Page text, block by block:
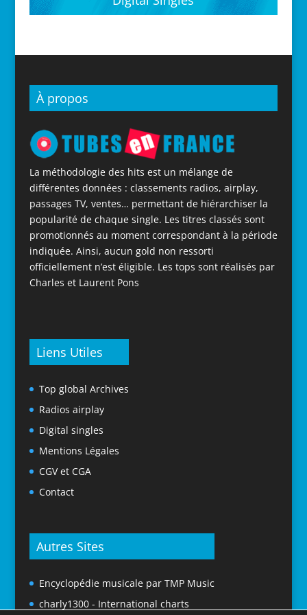
À propos
La méthodologie des hits est un mélange de
différentes données : classements radios, airplay,
passages TV, ventes… permettant de hiérarchiser la
popularité de chaque single. Les titres classés sont
promotionnés au moment correspondant à la période
indiquée. Ainsi, aucun gold non ressorti
officiellement n’est éligible. Les tops sont réalisés par
Charles et Laurent Pons
Liens Utiles
Top global Archives
Radios airplay
Digital singles
Mentions Légales
CGV et CGA
Contact
Autres Sites
Encyclopédie musicale par TMP Music
charly1300 - International charts